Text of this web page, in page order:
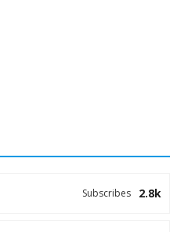
2.8k
Subscribes